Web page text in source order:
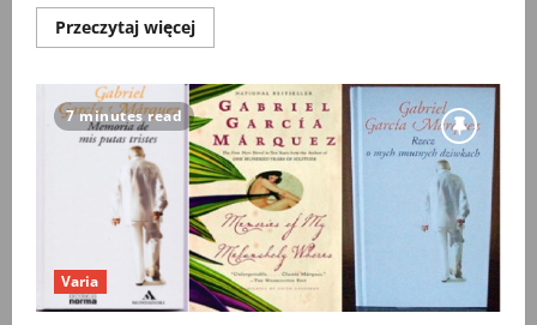
Przeczytaj więcejPrzeczytaj
więcej
(194)
Rzecz
o
mych
smutnych
dziwkach.
Cz.
II
7 minutes read
Varia